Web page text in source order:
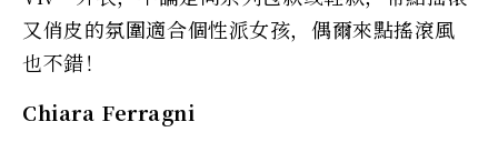
又俏皮的氛圍適合個性派女孩，偶爾來點搖滾風
也不錯！
Chiara Ferragni